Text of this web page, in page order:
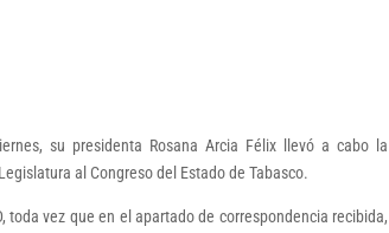
su presidenta Rosana Arcia Félix llevó a cabo la
al Congreso del Estado de Tabasco.
vez que en el apartado de correspondencia recibida,